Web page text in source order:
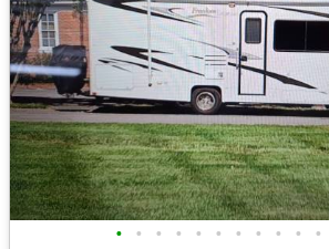
• • • • • • • • • • •